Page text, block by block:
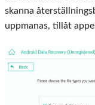
skanna
uppmanas, tillåt